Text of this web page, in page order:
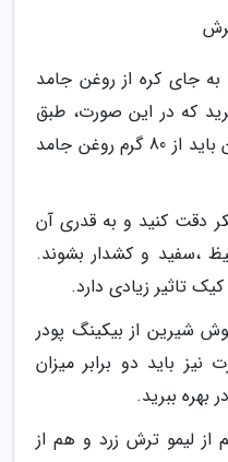
جای کره از روغن جامد
که در این صورت، طبق
قانون جایگزینی کره و روغن باید از 80 گرم روغن جامد
دقت کنید و به قدری آن
،سفید و کشدار بشوند.
تاثیر زیادی دارد.
شیرین از بیکینگ پودر
نیز باید دو برابر میزان
بهره ببرید.
لیمو ترش زرد و هم از